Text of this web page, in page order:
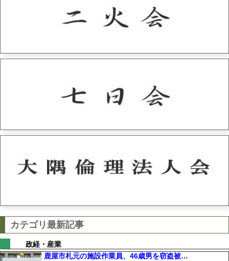
カテゴリ最新記事
政経・産業
鹿屋市札元の施設作業員、46歳男を窃盗被…